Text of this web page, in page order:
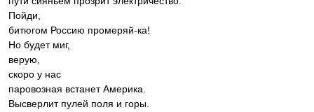
Пойди,
битюгом Россию промеряй-ка!
Но будет миг,
верую,
скоро у нас
паровозная встанет Америка.
Высверлит пулей поля и горы.